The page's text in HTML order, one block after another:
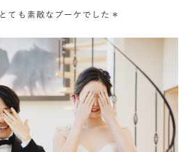
ても素敵なブーケでした＊